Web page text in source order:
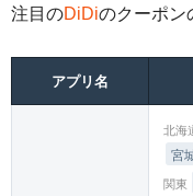
注目のDiDiのクーポン
アプリ名
北海
宮
関東